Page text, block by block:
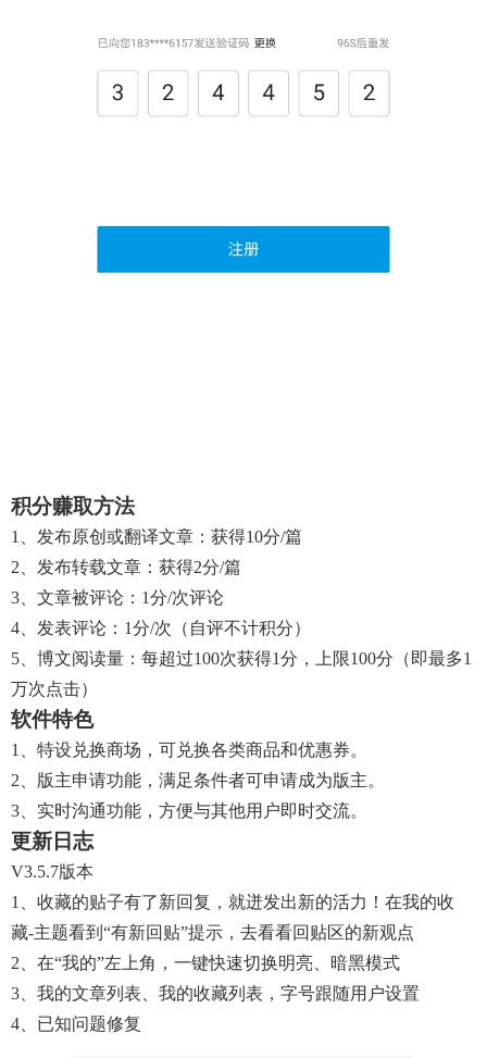
积分赚取方法
1、发布原创或翻译文章：获得10分/篇
2、发布转载文章：获得2分/篇
3、文章被评论：1分/次评论
4、发表评论：1分/次（自评不计积分）
5、博文阅读量：每超过100次获得1分，上限100分（即最多1
万次点击）
软件特色
1、特设兑换商场，可兑换各类商品和优惠券。
2、版主申请功能，满足条件者可申请成为版主。
3、实时沟通功能，方便与其他用户即时交流。
更新日志
V3.5.7版本
1、收藏的贴子有了新回复，就迸发出新的活力！在我的收
藏-主题看到“有新回贴”提示，去看看回贴区的新观点
2、在“我的”左上角，一键快速切换明亮、暗黑模式
3、我的文章列表、我的收藏列表，字号跟随用户设置
4、已知问题修复